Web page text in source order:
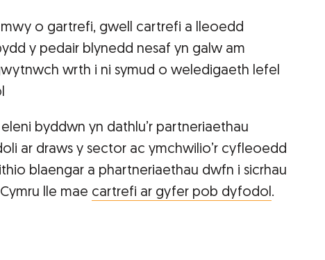
mwy o gartrefi, gwell cartrefi a lleoedd
y pedair blynedd nesaf yn galw am
wrth i ni symud o weledigaeth lefel
byddwn yn dathlu’r partneriaethau
ar draws y sector ac ymchwilio’r cyfleoedd
blaengar a phartneriaethau dwfn i sicrhau
lle mae cartrefi ar gyfer pob dyfodol.